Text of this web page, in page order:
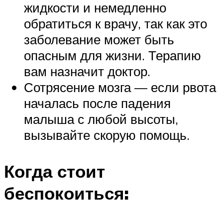
жидкости и немедленно
обратиться к врачу, так как это
заболевание может быть
опасным для жизни. Терапию
вам назначит доктор.
Сотрясение мозга — если рвота
началась после падения
малыша с любой высоты,
вызывайте скорую помощь.
Когда стоит
беспокоиться: